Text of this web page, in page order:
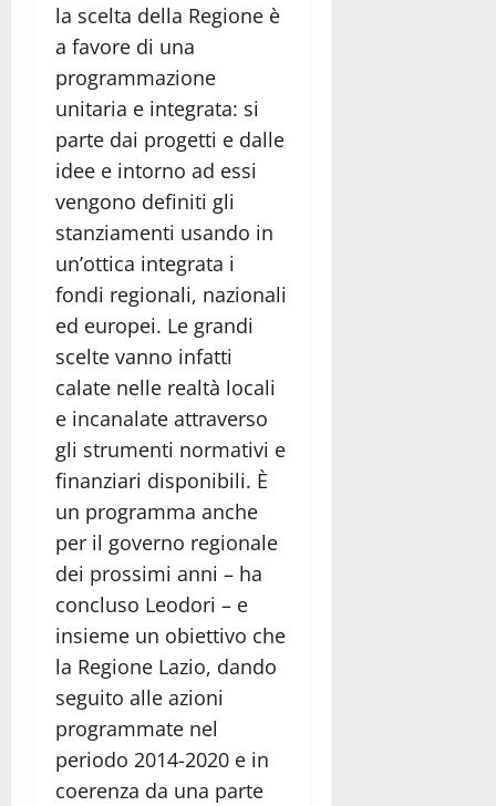
la scelta della Regione è
a favore di una
programmazione
unitaria e integrata: si
parte dai progetti e dalle
idee e intorno ad essi
vengono definiti gli
stanziamenti usando in
un’ottica integrata i
fondi regionali, nazionali
ed europei. Le grandi
scelte vanno infatti
calate nelle realtà locali
e incanalate attraverso
gli strumenti normativi e
finanziari disponibili. È
un programma anche
per il governo regionale
dei prossimi anni – ha
concluso Leodori – e
insieme un obiettivo che
la Regione Lazio, dando
seguito alle azioni
programmate nel
periodo 2014-2020 e in
coerenza da una parte